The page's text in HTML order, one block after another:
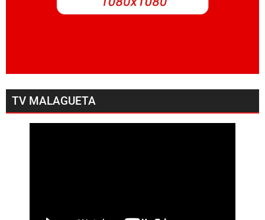
TV MALAGUETA